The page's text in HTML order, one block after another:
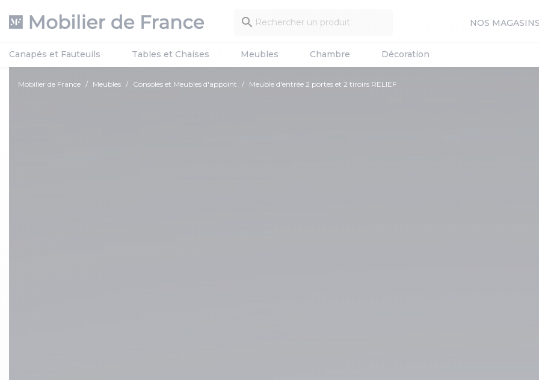
 NOS MAGASINS
Canapés et Fauteuils Tables et Chaises Meubles Chambre Décoration
Mobilier de France Meubles Consoles et Meubles d'appoint Meuble d'entrée 2 portes et 2 tiroirs RELIEF